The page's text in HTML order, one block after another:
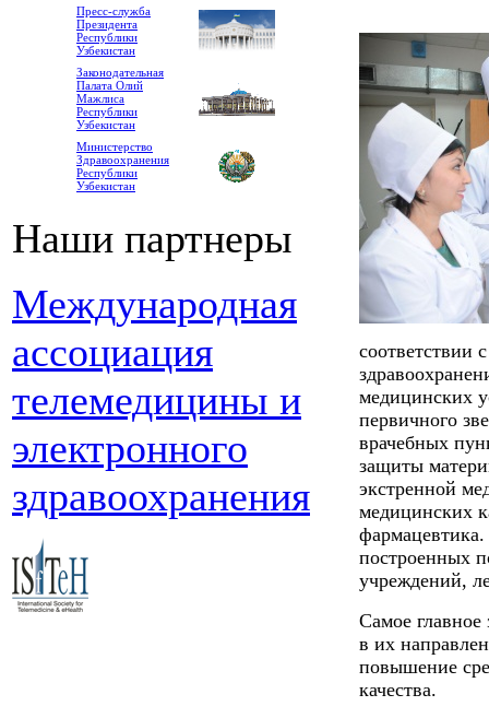
Пресс-служба
Президента
Республики
Узбекистан
Законодательная
Палата Олий
Мажлиса
Республики
Узбекистан
Министерство
Здравоохранения
Республики
Узбекистан
Наши партнеры
Международная
ассоциация
телемедицины и
электронного
здравоохранения
соответствии
медицинских
первичного
врачебных
защиты
экстренной
медицинских
построенных
учреждений,
Самое
в их
повышение
качества.